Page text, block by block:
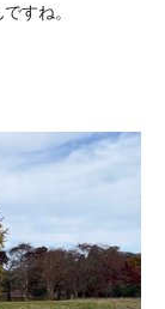
すね。